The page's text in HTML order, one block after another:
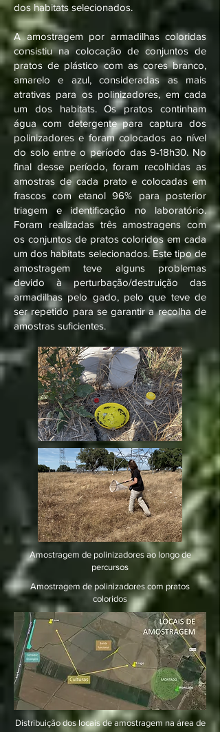
dos habitats selecionados.
A amostragem por armadilhas coloridas
consistiu na colocação de conjuntos de
pratos de plástico com as cores branco,
amarelo e azul, consideradas as mais
atrativas para os polinizadores, em cada
um dos habitats. Os pratos continham
água com detergente para captura dos
polinizadores e foram colocados ao nível
do solo entre o período das 9-18h30. No
final desse período, foram recolhidas as
amostras de cada prato e colocadas em
frascos com etanol 96% para posterior
triagem e identificação no laboratório.
Foram realizadas três amostragens com
os conjuntos de pratos coloridos em cada
um dos habitats selecionados. Este tipo de
amostragem teve alguns problemas
devido à perturbação/destruição das
armadilhas pelo gado, pelo que teve de
ser repetido para se garantir a recolha de
amostras suficientes.
Amostragem de polinizadores ao longo de
percursos
Amostragem de polinizadores com pratos
coloridos
Distribuição dos locais de amostragem na área de